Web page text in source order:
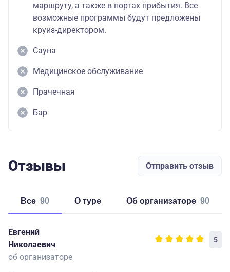
маршруту, а также в портах прибытия. Все
возможные программы будут предложены
круиз-директором.
Сауна
Медицинское обслуживание
Прачечная
Бар
Отзывы Отправить отзыв
Все 90 о туре об организаторе 90
Евгений
Николаевич
5
об организаторе